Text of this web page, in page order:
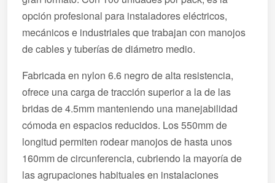
opción profesional para instaladores eléctricos,
mecánicos e industriales que trabajan con manojos
de cables y tuberías de diámetro medio.
Fabricada en nylon 6.6 negro de alta resistencia,
ofrece una carga de tracción superior a la de las
bridas de 4.5mm manteniendo una manejabilidad
cómoda en espacios reducidos. Los 550mm de
longitud permiten rodear manojos de hasta unos
160mm de circunferencia, cubriendo la mayoría de
las agrupaciones habituales en instalaciones